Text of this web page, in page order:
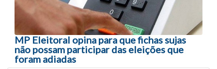
MP Eleitoral opina para que fichas sujas
não possam participar das eleições que
foram adiadas